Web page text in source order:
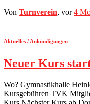
Von Turnverein, vor4
Aktuelles / Ankündigungen
Neuer Kurs
Wo? Gymnastikhalle
Kursgebühren TVK
Kurs Nächster Kurs ab